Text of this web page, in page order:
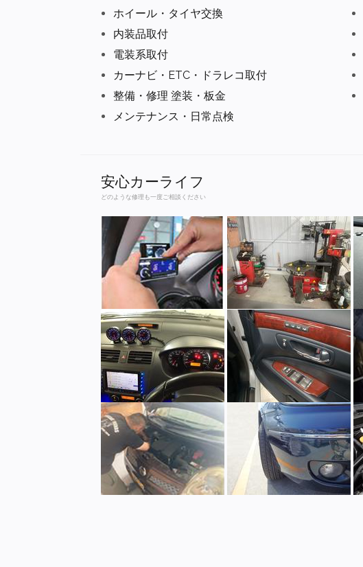
ホイール・タイヤ交換
内装品取付
電装系取付
カーナビ・ETC・ドラレコ取付
整備・修理 塗装・板金
メンテナンス・日常点検
安心カーライフ
どのような修理も一度ご相談ください